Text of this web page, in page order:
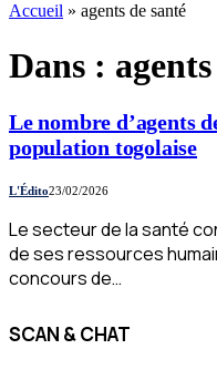
Accueil » agents de santé
Dans :
Le nombre d’agents
population togolaise
L'Édito23/02/2026
Le secteur de la santé
de ses ressources
concours de…
SCAN & CHAT